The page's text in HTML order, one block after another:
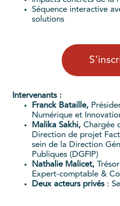
Séquence interactive
solutions
Intervenants :
Franck Bataille,
Numérique et
Malika Sakhi, Chargée
Direction de projet
sein de la Direction
Publiques (DGFIP)
Nathalie Malicet,
Expert-comptable &
Deux acteurs privés: